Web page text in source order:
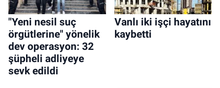
"Yeni nesil suç
örgütlerine" yönelik
dev operasyon: 32
şüpheli adliyeye
sevk edildi
Vanlı iki işçi hayatını
kaybetti